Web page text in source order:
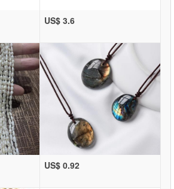
US$ 3.6
US$ 0.92